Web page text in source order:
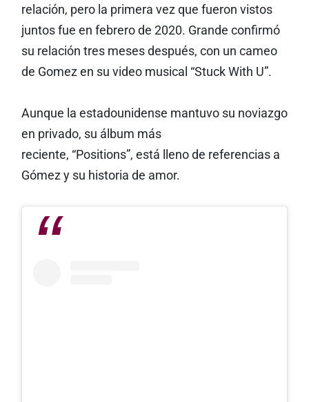
relación, pero la primera vez que fueron vistos
juntos fue en febrero de 2020. Grande confirmó
su relación tres meses después, con un cameo
de Gomez en su video musical “Stuck With U”.
Aunque la estadounidense mantuvo su noviazgo
en privado, su álbum más
reciente, “Positions”, está lleno de referencias a
Gómez y su historia de amor.